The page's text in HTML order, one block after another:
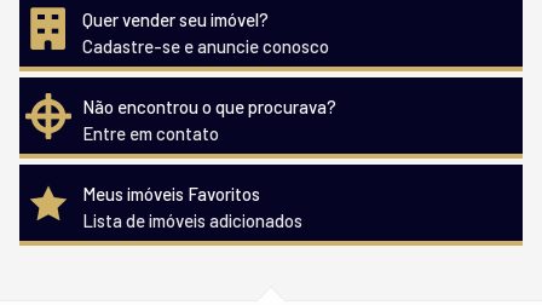
Quer vender seu imóvel?
Cadastre-se e anuncie conosco
Não encontrou o que procurava?
Entre em contato
Meus imóveis Favoritos
Lista de imóveis adicionados